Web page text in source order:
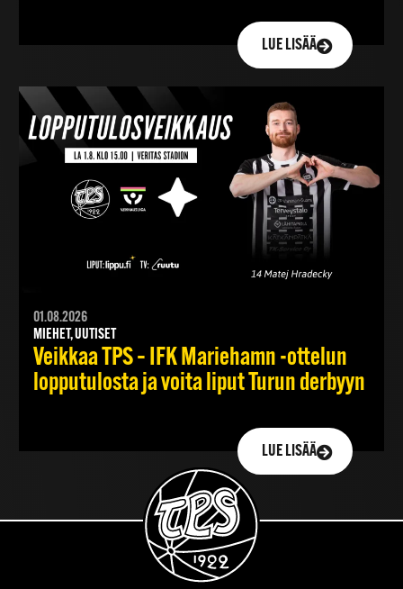
LUE LISÄÄ
01.08.2026
MIEHET, UUTISET
Veikkaa TPS – IFK Mariehamn -ottelun
lopputulosta ja voita liput Turun derbyyn
LUE LISÄÄ